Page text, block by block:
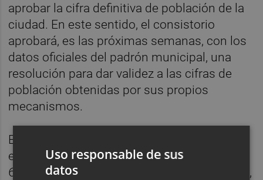
aprobar la cifra definitiva de población de la
ciudad. En este sentido, el consistorio
aprobará, es las próximas semanas, con los
datos oficiales del padrón municipal, una
resolución para dar validez a las cifras de
población obtenidas por sus propios
mecanismos.
En este sentido, de los 830.606 habitantes
empadronados en la ciudad de València,
676.876 son habitantes españoles y el resto,
Uso responsable de sus
datos